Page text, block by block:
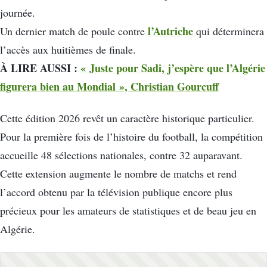
journée.
Un dernier match de poule contre l’Autriche qui déterminera
l’accès aux huitièmes de finale.
À LIRE AUSSI : « Juste pour Sadi, j’espère que l’Algérie
figurera bien au Mondial », Christian Gourcuff
Cette édition 2026 revêt un caractère historique particulier.
Pour la première fois de l’histoire du football, la compétition
accueille 48 sélections nationales, contre 32 auparavant.
Cette extension augmente le nombre de matchs et rend
l’accord obtenu par la télévision publique encore plus
précieux pour les amateurs de statistiques et de beau jeu en
Algérie.